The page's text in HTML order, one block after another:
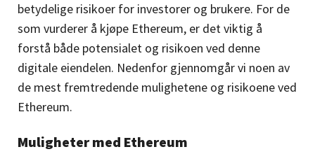
betydelige risikoer for investorer og brukere. For de
som vurderer å kjøpe Ethereum, er det viktig å
forstå både potensialet og risikoen ved denne
digitale eiendelen. Nedenfor gjennomgår vi noen av
de mest fremtredende mulighetene og risikoene ved
Ethereum.
Muligheter med Ethereum